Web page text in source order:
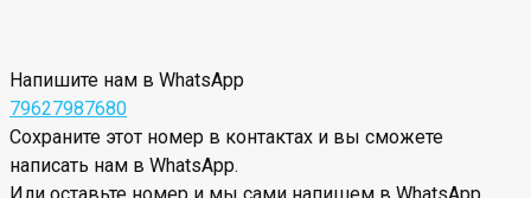
Напишите нам в WhatsApp
79627987680
Сохраните этот номер в контактах и вы сможете
написать нам в WhatsApp.